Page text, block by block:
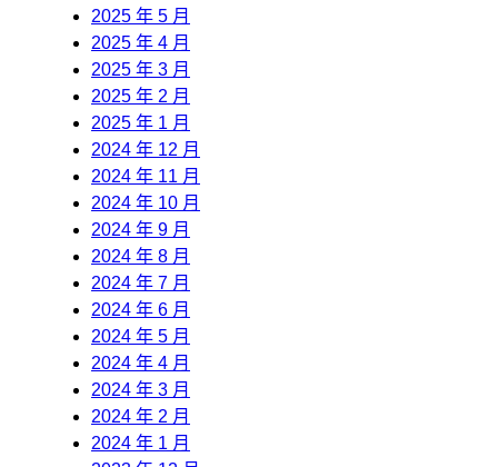
2025 年 5 月
2025 年 4 月
2025 年 3 月
2025 年 2 月
2025 年 1 月
2024 年 12 月
2024 年 11 月
2024 年 10 月
2024 年 9 月
2024 年 8 月
2024 年 7 月
2024 年 6 月
2024 年 5 月
2024 年 4 月
2024 年 3 月
2024 年 2 月
2024 年 1 月